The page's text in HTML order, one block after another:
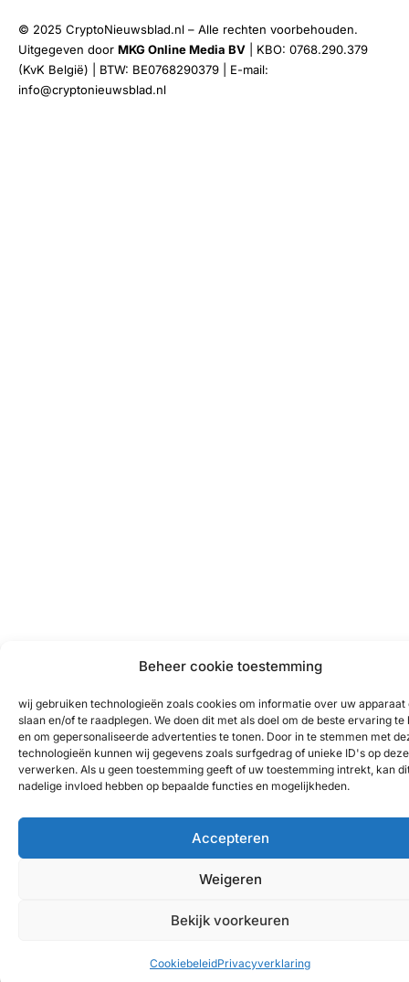
Beheer cookie toestemming
wij gebruiken technologieën zoals cookies om informatie over uw apparaat
slaan en/of te raadplegen. We doen dit met als doel om de beste ervaring te
en om gepersonaliseerde advertenties te tonen. Door in te stemmen met
technologieën kunnen wij gegevens zoals surfgedrag of unieke ID's op
verwerken. Als u geen toestemming geeft of uw toestemming intrekt, kan
nadelige invloed hebben op bepaalde functies en mogelijkheden.
Accepteren
Weigeren
Bekijk voorkeuren
CookiebeleidPrivacyverklaring
© 2025 CryptoNieuwsblad.nl – Alle rechten voorbehouden.
Uitgegeven door MKG Online Media BV | KBO: 0768.290.379
(KvK België) | BTW: BE0768290379 | E-mail:
info@cryptonieuwsblad.nl